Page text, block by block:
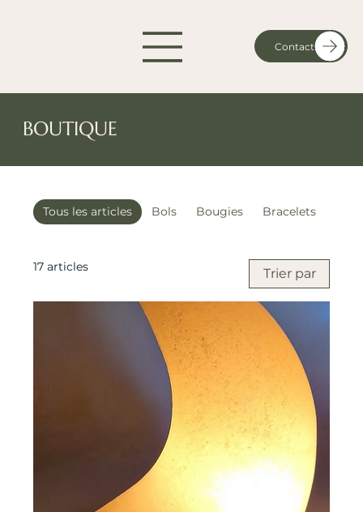
Contact
BOUTIQUE
Tous les articles Bols Bougies Bracelets
17 articles Trier par